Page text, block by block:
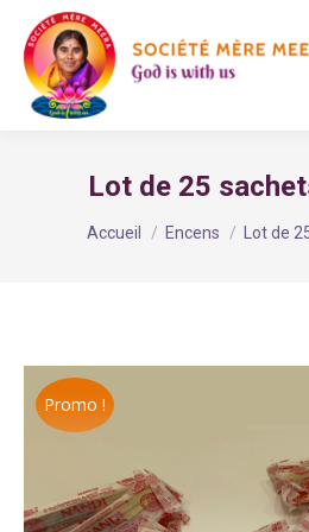
Lot de 25
Vous êtes ici :
Accueil Encens Lot de
Promo !